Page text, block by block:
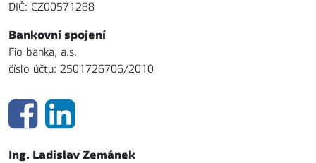
DIČ: CZ00571288
Bankovní spojení
Fio banka, a.s.
číslo účtu: 2501726706/2010
Ing. Ladislav Zemánek